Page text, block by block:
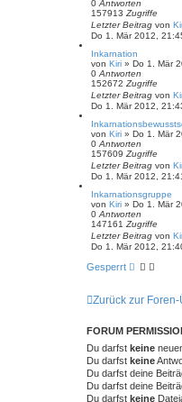
0 Antworten
157913 Zugriffe
Letzter Beitrag von
Do 1. Mär 2012,
Inkarnation
von Kiri » Do 1. Mär
0 Antworten
152672 Zugriffe
Letzter Beitrag von
Do 1. Mär 2012,
von Kiri » Do 1. Mär
0 Antworten
157609 Zugriffe
Letzter Beitrag von
Do 1. Mär 2012,
Inkarnationsgruppe
von Kiri » Do 1. Mär
0 Antworten
147161 Zugriffe
Letzter Beitrag von
Do 1. Mär 2012,
Gesperrt
Zurück zur
FORUM
Du darfst keine
Du darfst keine
Du darfst deine
Du darfst deine
Du darfst keine